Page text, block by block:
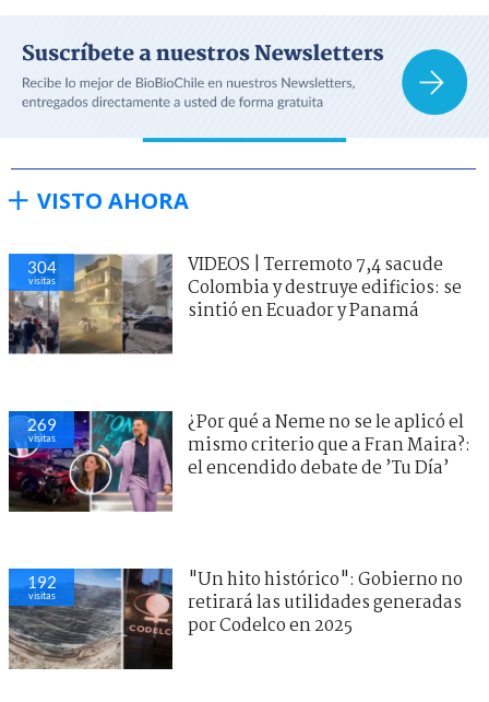
VISTO AHORA
304
visitas
VIDEOS | Terremoto 7,4 sacude
Colombia y destruye edificios: se
sintió en Ecuador y Panamá
269
visitas
¿Por qué a Neme no se le aplicó el
mismo criterio que a Fran Maira?:
el encendido debate de ’Tu Día’
192
visitas
"Un hito histórico": Gobierno no
retirará las utilidades generadas
por Codelco en 2025